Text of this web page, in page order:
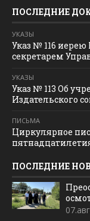
ПОСЛЕДНИЕ
УКАЗЫ
Указ № 116
секретарем
УКАЗЫ
Указ № 113 Об
Издательского
ПИСЬМА
Циркулярное
ПОСЛЕДНИЕ